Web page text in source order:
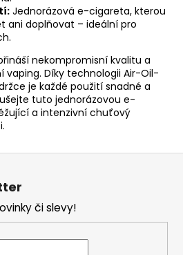
Jednorázová e-cigareta, kterou
ani doplňovat – ideální pro
přináší nekompromisní kvalitu a
vaping. Díky technologii Air-Oil-
je každé použití snadné a
tuto jednorázovou e-
a intenzivní chuťový
či slevy!